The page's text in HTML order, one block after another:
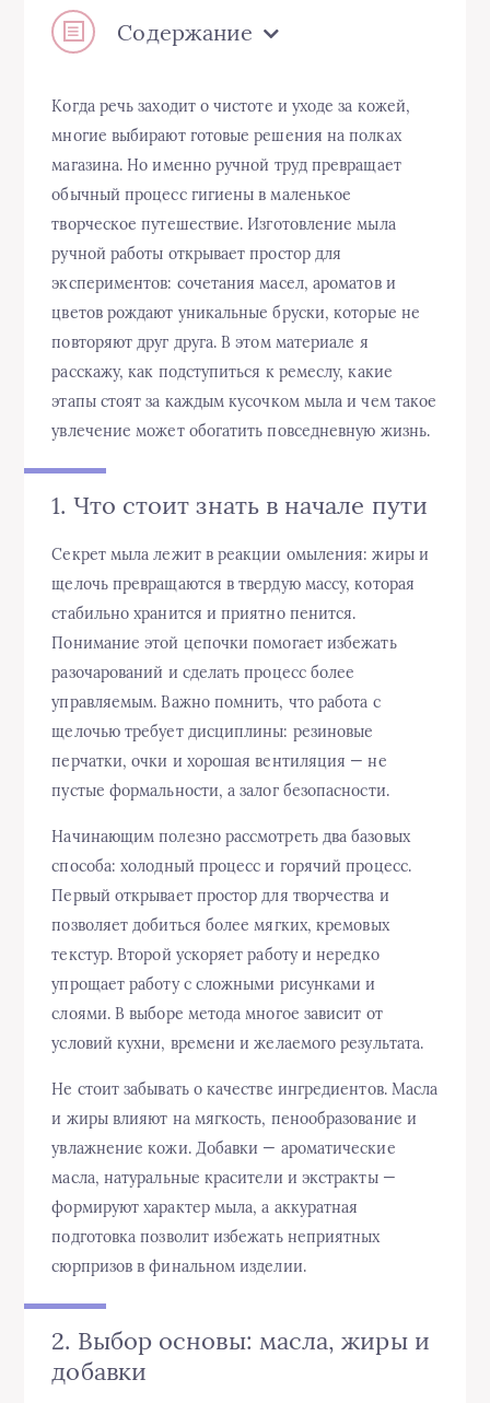
Содержание
Когда речь заходит о чистоте и уходе за кожей,
многие выбирают готовые решения на полках
магазина. Но именно ручной труд превращает
обычный процесс гигиены в маленькое
творческое путешествие. Изготовление мыла
ручной работы открывает простор для
экспериментов: сочетания масел, ароматов и
цветов рождают уникальные бруски, которые не
повторяют друг друга. В этом материале я
расскажу, как подступиться к ремеслу, какие
этапы стоят за каждым кусочком мыла и чем такое
увлечение может обогатить повседневную жизнь.
1. Что стоит знать в начале пути
Секрет мыла лежит в реакции омыления: жиры и
щелочь превращаются в твердую массу, которая
стабильно хранится и приятно пенится.
Понимание этой цепочки помогает избежать
разочарований и сделать процесс более
управляемым. Важно помнить, что работа с
щелочью требует дисциплины: резиновые
перчатки, очки и хорошая вентиляция — не
пустые формальности, а залог безопасности.
Начинающим полезно рассмотреть два базовых
способа: холодный процесс и горячий процесс.
Первый открывает простор для творчества и
позволяет добиться более мягких, кремовых
текстур. Второй ускоряет работу и нередко
упрощает работу с сложными рисунками и
слоями. В выборе метода многое зависит от
условий кухни, времени и желаемого результата.
Не стоит забывать о качестве ингредиентов. Масла
и жиры влияют на мягкость, пенообразование и
увлажнение кожи. Добавки — ароматические
масла, натуральные красители и экстракты —
формируют характер мыла, а аккуратная
подготовка позволит избежать неприятных
сюрпризов в финальном изделии.
2. Выбор основы: масла, жиры и
добавки